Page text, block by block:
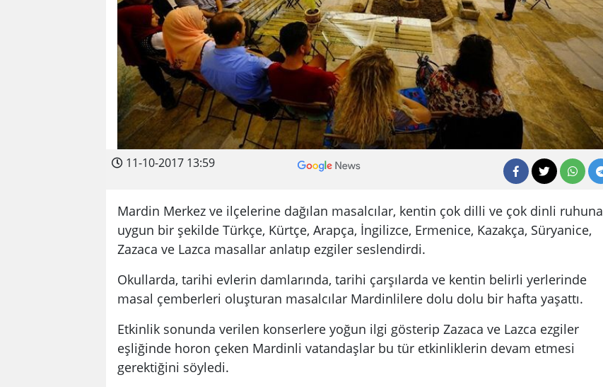
11-10-2017 13:59
Mardin Merkez ve ilçelerine dağılan masalcılar, kentin çok dilli ve çok dinli ruhuna
uygun bir şekilde Türkçe, Kürtçe, Arapça, İngilizce, Ermenice, Kazakça, Süryanice,
Zazaca ve Lazca masallar anlatıp ezgiler seslendirdi.
Okullarda, tarihi evlerin damlarında, tarihi çarşılarda ve kentin belirli yerlerinde
masal çemberleri oluşturan masalcılar Mardinlilere dolu dolu bir hafta yaşattı.
Etkinlik sonunda verilen konserlere yoğun ilgi gösterip Zazaca ve Lazca ezgiler
eşliğinde horon çeken Mardinli vatandaşlar bu tür etkinliklerin devam etmesi
gerektiğini söyledi.